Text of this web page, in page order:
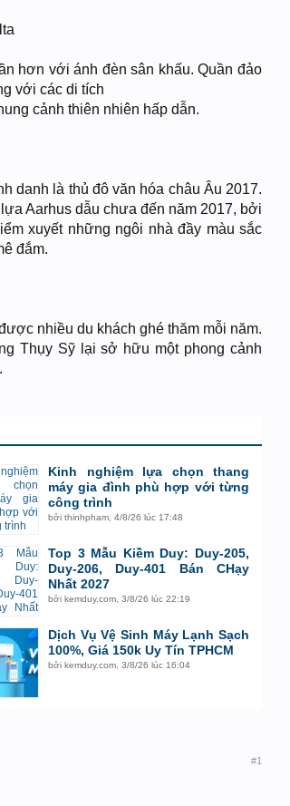
hơn với ánh đèn sân khấu. Quần đảo
với các di tích
cảnh thiên nhiên hấp dẫn.
danh là thủ đô văn hóa châu Âu 2017.
Aarhus dẫu chưa đến năm 2017, bởi
xuyết những ngôi nhà đầy màu sắc
đắm.
nhiều du khách ghé thăm mỗi năm.
Thụy Sỹ lại sở hữu một phong cảnh
Kinh nghiệm lựa chọn thang
máy gia đình phù hợp với từng
công trình
bởi thinhpham 4/8/26 lúc 17:48
Top 3 Mẫu Kiềm Duy: Duy-205,
Duy-206, Duy-401 Bán CHạy
Nhất 2027
bởi kemduy.com 3/8/26 lúc 22:19
Dịch Vụ Vệ Sinh Máy Lạnh Sạch
100%, Giá 150k Uy Tín TPHCM
bởi kemduy.com 3/8/26 lúc 16:04
#1